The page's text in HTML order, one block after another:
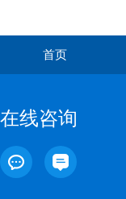
首页
在线咨询